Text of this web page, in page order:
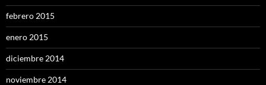
febrero 2015
enero 2015
diciembre 2014
noviembre 2014